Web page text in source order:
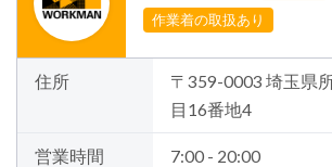
作業着の取扱あり
住所
〒359-0003 埼玉県
目16番地4
営業時間 7:00 - 20:00